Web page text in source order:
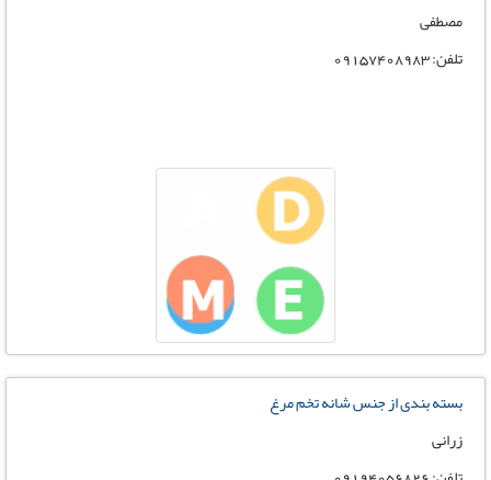
مصطفی
تلفن: 09157408983
بسته بندی از جنس شانه تخم مرغ
زرانی